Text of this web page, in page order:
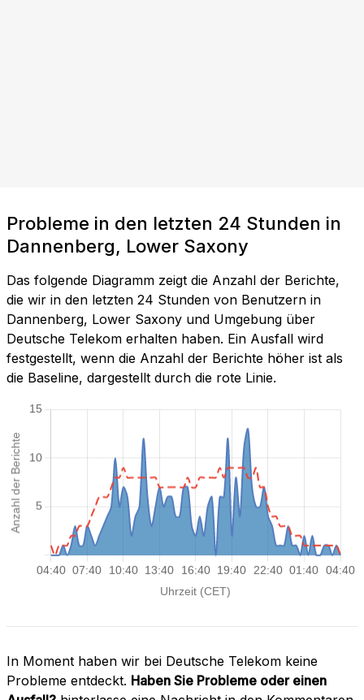
Probleme in den letzten 24 Stunden in
Dannenberg, Lower Saxony
Das folgende Diagramm zeigt die Anzahl der Berichte,
die wir in den letzten 24 Stunden von Benutzern in
Dannenberg, Lower Saxony und Umgebung über
Deutsche Telekom erhalten haben. Ein Ausfall wird
festgestellt, wenn die Anzahl der Berichte höher ist als
die Baseline, dargestellt durch die rote Linie.
In Moment haben wir bei Deutsche Telekom keine
Probleme entdeckt. Haben Sie Probleme oder einen